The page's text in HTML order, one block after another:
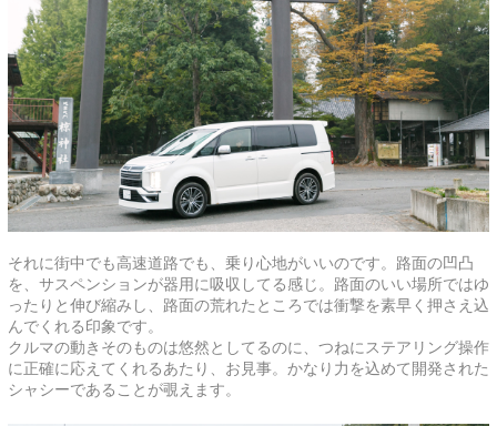
それに街中でも高速道路でも、乗り心地がいいのです。路面の凹凸
を、サスペンションが器用に吸収してる感じ。路面のいい場所ではゆ
ったりと伸び縮みし、路面の荒れたところでは衝撃を素早く押さえ込
んでくれる印象です。
クルマの動きそのものは悠然としてるのに、つねにステアリング操作
に正確に応えてくれるあたり、お見事。かなり力を込めて開発された
シャシーであることが覗えます。